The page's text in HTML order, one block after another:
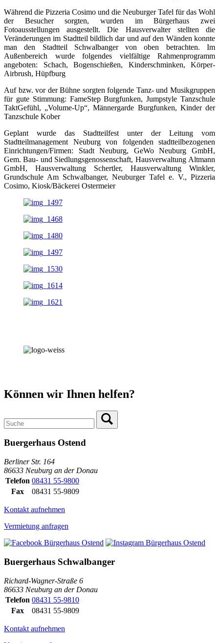
Während die Pizzeria Cosimo und die Neuburger Tafel für das Wohl
der Besucher sorgten, wurden im Bürgerhaus zwei
Fotoausstellungen ausgestellt. Die Hausverwalter stellten die
Veränderungen im Stadtteil bildlich dar und auf den Wänden konnte
man den Stadtteil Schwalbanger von oben betrachten. Im
Außenbereich wurde folgendes vielfältige Rahmenprogramm
angeboten: Schach, Bogenschießen, Kinderschminken, Körper-
Airbrush, Hüpfburg
Auf bzw. vor der Bühne sorgten folgende Tanz- und Musikgruppen
für gute Stimmung: FameStep Burgfunken, Jumpstyle Tanzschule
TaktGefühl, „Volume-Up“, Männergarde Burgfunken, Kinder der
Tanzschule Kober
Geplant wurde das Stadtteilfest unter der Leitung vom
Stadtteilmanagement Neuburg von folgenden stadtteilbezogenen
Einrichtungen/Firmen: Stadt Neuburg, GeWo Neuburg GmbH,
Gem. Bau- und Siedlungsgenossenschaft, Hausverwaltung Altmann
GmbH, Hausverwaltung Schertler, Hausverwaltung Winkler,
Grundschule Am Schwalbanger, Neuburger Tafel e. V., Pizzeria
Cosimo, Kiosk/Bäckerei Ostermeier
Können wir Ihnen helfen?
Buergerhaus Ostend
Berliner Str. 164
86633 Neuburg an der Donau
Telefon 08431 55-9800
Fax
08431 55-9809
Kontakt aufnehmen
Vermietung anfragen
Buergerhaus Schwalbanger
Richard-Wagner-Straße 6
86633 Neuburg an der Donau
Telefon 08431 55-9810
Fax
08431 55-9809
Kontakt aufnehmen